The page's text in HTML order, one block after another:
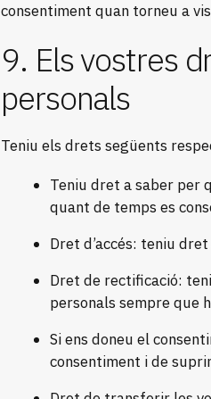
consentiment quan torneu a
9. Els vostres
personals
Teniu els drets següents
Teniu dret a saber per
quant de temps es
Dret d’accés: teniu
Dret de rectificació:
personals sempre que
Si ens doneu el
consentiment i de